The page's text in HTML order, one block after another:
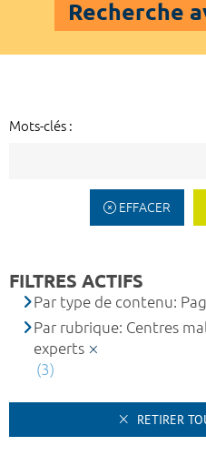
Recherche
Mots-clés :
EFFACER
FILTRES ACTIFS
Par type de contenu:
Par rubrique: Centres
experts
(3)
RETIRER